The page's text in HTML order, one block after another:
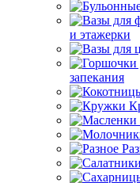
и этажерки
запекания